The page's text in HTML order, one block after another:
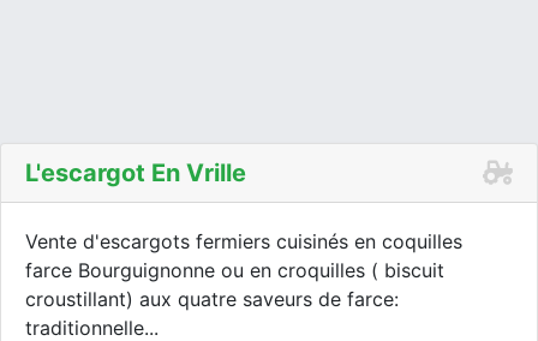
L'escargot En Vrille
Vente d'escargots fermiers cuisinés en coquilles
farce Bourguignonne ou en croquilles ( biscuit
croustillant) aux quatre saveurs de farce:
traditionnelle...